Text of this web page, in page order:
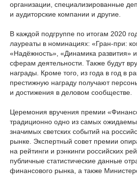
организации, специализированные
и аудиторские компании и другие.
В каждой подгруппе по итогам 2020
лауреаты в номинациях: «Гран-при:
«Надёжность», «Динамика развития»
сферам деятельности. Также будут
награды. Кроме того, из года в год в
престижную награду получают
и достижения в деловом сообществе.
Церемония вручения премии
традиционно одно из самых
значимых светских событий на
рынке. Экспертный совет премии
на рейтинги и рэнкинги российских
публичные статистические данные
финансового рынка, а также